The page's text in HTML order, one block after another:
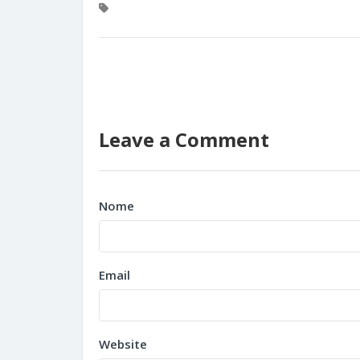
Leave a Comment
Nome
Email
Website